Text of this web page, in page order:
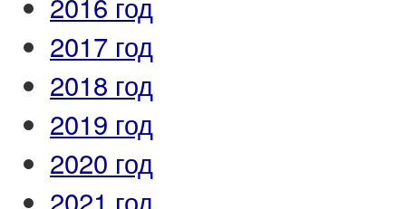
2017 год
2018 год
2019 год
2020 год
2021 год